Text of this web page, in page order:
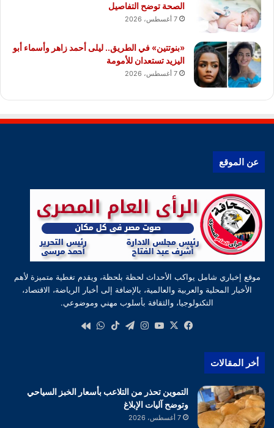
الصحة توضح التفاصيل
7 أغسطس، 2026
«بنوتتين» في الطريق.. ليلى أحمد زاهر وأسماء أبو
اليزيد تستعدان للأمومة
7 أغسطس، 2026
عن الموقع
موقع إخباري شامل يواكب الأحداث لحظة بلحظة، ويقدم تغطية متميزة لأهم
الأخبار المحلية والعربية والعالمية، بالإضافة إلى أخبار الرياضة، الاقتصاد،
التكنولوجيا، والثقافة بأسلوب مهني وموضوعي.
فيسبوك
‫X
‫YouTube
انستقرام
تيلقرام‫TikTokواتساب
أخر المقالات
التموين تحذر من التلاعب بأسعار الخبز السياحي
وتوضح آليات الإبلاغ
7 أغسطس، 2026